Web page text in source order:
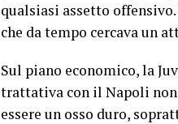
qualsiasi assetto
che da tempo cercava un
Sul piano economico, la
trattativa con il Napoli
essere un osso duro,